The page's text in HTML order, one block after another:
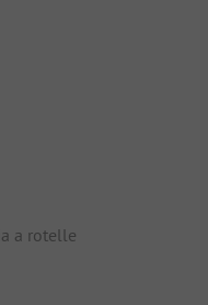
a rotelle